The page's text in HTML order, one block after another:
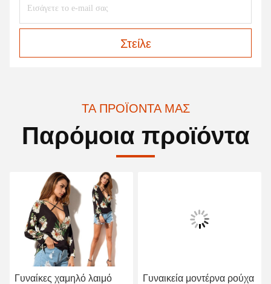
Στείλε
ΤΑ ΠΡΟΪΌΝΤΑ ΜΑΣ
Παρόμοια προϊόντα
Γυναίκες χαμηλό λαιμό
Γυναικεία μοντέρνα ρούχα